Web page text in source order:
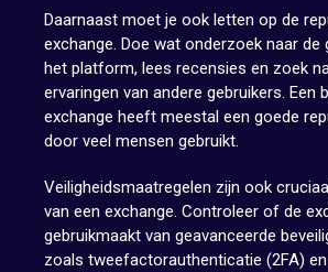
Daarnaast moet je ook letten op de
exchange. Doe wat onderzoek naar de
het platform, lees recensies en zoek
ervaringen van andere gebruikers. Een
exchange heeft meestal een goede
door veel mensen gebruikt.
Veiligheidsmaatregelen zijn ook
van een exchange. Controleer of de
gebruikmaakt van geavanceerde
zoals tweefactorauthenticatie (2FA)